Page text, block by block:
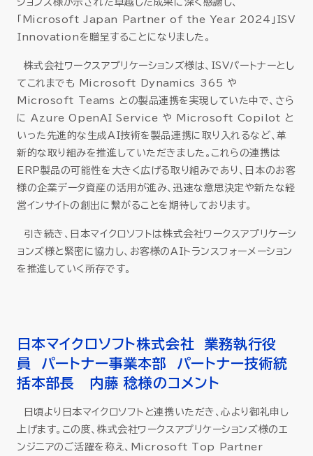
ションズ様が示された卓越した成果に深く感謝し、
「Microsoft Japan Partner of the Year 2024」ISV
Innovationを贈呈することになりました。
株式会社ワークスアプリケーションズ様は、ISVパートナーとし
てこれまでも Microsoft Dynamics 365 や
Microsoft Teams との製品連携を実現していた中で、さら
に Azure OpenAI Service や Microsoft Copilot と
いった先進的な生成AI技術を製品連携に取り入れるなど、革
新的な取り組みを推進していただきました。これらの連携は
ERP製品の可能性を大きく広げる取り組みであり、日本のお客
様の企業データ資産の活用が進み、迅速な意思決定や新たな経
営インサイトの創出に繋がることを期待しております。
引き続き、日本マイクロソフトは株式会社ワークスアプリケーシ
ョンズ様と緊密に協力し、お客様のAIトランスフォーメーション
を推進していく所存です。
日本マイクロソフト株式会社 業務執行役
員 パートナー事業本部 パートナー技術統
括本部長 内藤 稔様のコメント
日頃より日本マイクロソフトと連携いただき、心より御礼申し
上げます。この度、株式会社ワークスアプリケーションズ様のエ
ンジニアのご活躍を称え、Microsoft Top Partner